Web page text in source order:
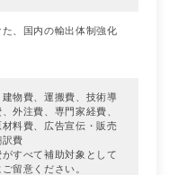
、国内の輸出体制強化
物費、運搬費、技術導
外注費、専門家経費、
料費、広告宣伝・販売
費
すべて補助対象として
留意ください。